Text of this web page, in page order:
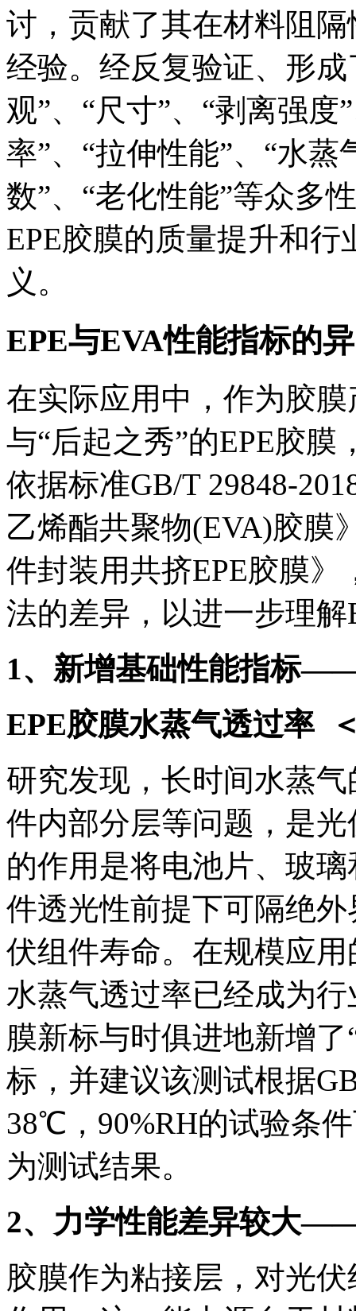
讨，贡献了其在材料阻
经验。经反复验证、形
观”、“尺寸”、“剥离强度
率”、“拉伸性能”、“水
数”、“老化性能”等众多
EPE胶膜的质量提升和
义。
EPE与EVA性能指标的
在实际应用中，作为胶
与“后起之秀”的EPE胶
依据标准GB/T 29848-
乙烯酯共聚物(EVA)胶膜
件封装用共挤EPE胶膜
法的差异，以进一步理
1、新增基础性能指标
EPE胶膜水蒸气透过率
研究发现，长时间水蒸
件内部分层等问题，是
的作用是将电池片、玻
件透光性前提下可隔绝
伏组件寿命。在规模应
水蒸气透过率已经成为
膜新标与时俱进地新增
标，并建议该测试根据
38℃，90%RH的试验条
为测试结果。
2、力学性能差异较大
胶膜作为粘接层，对光